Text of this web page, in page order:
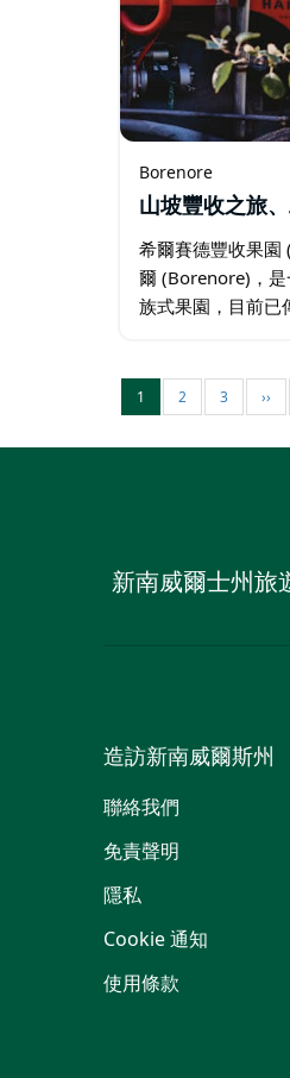
Borenore
山坡豐收之旅
希爾賽德豐收果
爾 (Borenore)，
族式果園，目前已
1 2 3 ››
新南威爾士州旅
造訪新南威爾斯州
聯絡我們
免責聲明
隱私
Cookie 通知
使用條款